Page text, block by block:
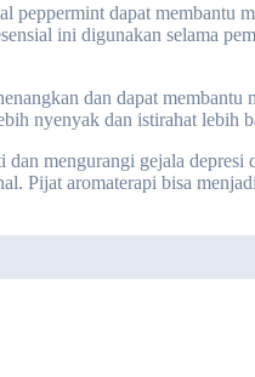
dapat membantu
ini digunakan selama
dan dapat membantu
nyenyak dan istirahat lebih
mengurangi gejala depresi
Pijat aromaterapi bisa